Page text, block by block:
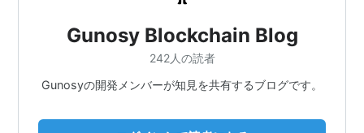
Gunosy Blockchain Blog
242人の読者
Gunosyの開発メンバーが知見を共有するブログです。